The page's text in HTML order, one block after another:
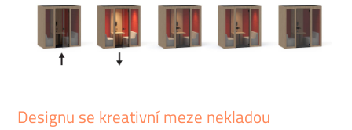
Designu se kreativní meze nekladou